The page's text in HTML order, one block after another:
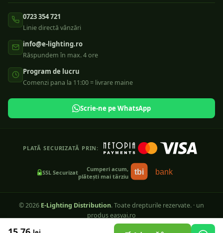
0723 354 721
Linie directă vânzări
info@e-lighting.ro
Răspundem în max. 4 ore
Program de lucru
Comenzi pana la 11:00 = livrare maine
Scrie-ne pe WhatsApp
PLATĂ SECURIZATĂ PRIN:
SSL Securizat
Cumperi acum,
plătești mai târziu
tbi bank
©2026 E-Lighting Distribution. Toate drepturile rezervate. · un
produs easyai.ro
ANPC — SAL